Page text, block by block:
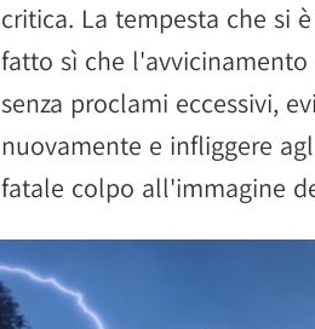
critica. La tempesta che si
fatto sì che
senza proclami eccessivi,
nuovamente e infliggere
fatale colpo all'immagine